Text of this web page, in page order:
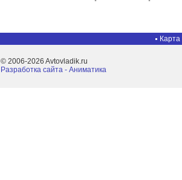
Карта
© 2006-2026 Avtovladik.ru
Разработка сайта - Aниматика